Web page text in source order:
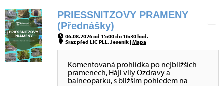
PRIESSNITZOVY PRAMENY
(Přednášky)
06.08.2026 od 15:00 do 16:30 hod.
Sraz před LIC PLL, Jeseník |Mapa
Komentovaná prohlídka po nejbližších
pramenech, Háji víly Ozdravy a
balneoparku, s bližším pohledem na